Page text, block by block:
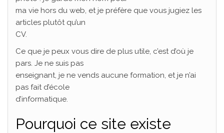
ma vie hors du web, et je préfère que vous jugiez les
articles plutôt qu’un
CV.
Ce que je peux vous dire de plus utile, c’est d’où je
pars. Je ne suis pas
enseignant, je ne vends aucune formation, et je n’ai
pas fait d’école
d’informatique.
Pourquoi ce site existe